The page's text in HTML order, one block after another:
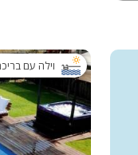
וילה עם